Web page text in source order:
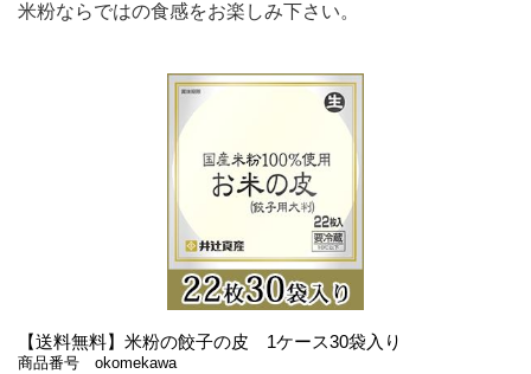
米粉ならではの食感をお楽しみ下さい。
【送料無料】 米粉の餃子の皮 1ケース30袋入り
商品番号 okomekawa